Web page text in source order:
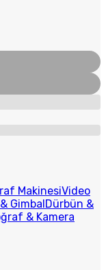
MakinesiVideo
GimbalDürbün &
& Kamera